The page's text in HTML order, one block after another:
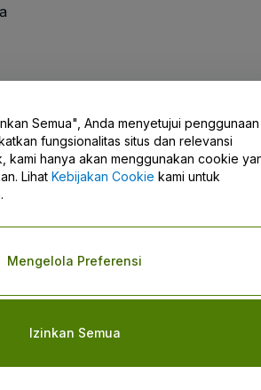
/ Hubungi Kami
2026 Detail Perusahaan
ini merupakan penerimaan dari
Semua", Anda menyetujui penggunaan
fungsionalitas situs dan relevansi
kami hanya akan menggunakan cookie
Lihat Kebijakan Cookie kami untuk
Izinkan Semua
Mengelola Preferensi